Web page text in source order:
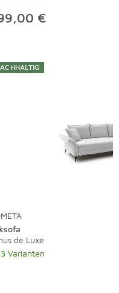
€
de Luxe
Varianten